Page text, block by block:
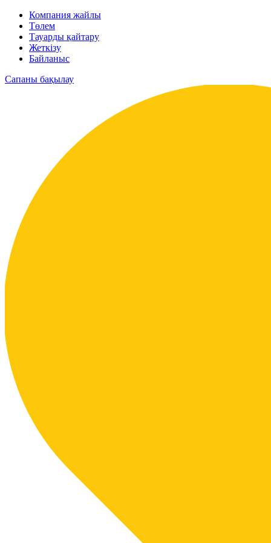
Компания жайлы
Төлем
Тауарды қайтару
Жеткізу
Байланыс
Сапаны бақылау